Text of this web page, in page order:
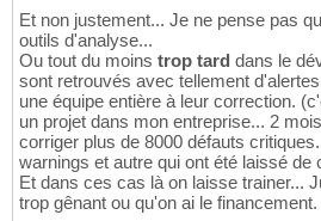
Et non justement... Je ne pense pas
outils d'analyse...
Ou tout du moins trop tard dans le
sont retrouvés avec tellement
une équipe entière à leur correction.
un projet dans mon entreprise... 2
corriger plus de 8000 défauts
warnings et autre qui ont été laissé de
Et dans ces cas là on laisse trainer...
trop gênant ou qu'on ai le financement.